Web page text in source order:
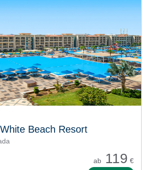
Beach Resort
ab 119 €